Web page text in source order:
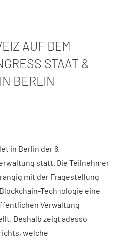
AUF DEM
STAAT &
BERLIN
in Berlin der 6.
statt. Die Teilnehmer
mit der Fragestellung
Technologie eine
Verwaltung
Deshalb zeigt adesso
welche